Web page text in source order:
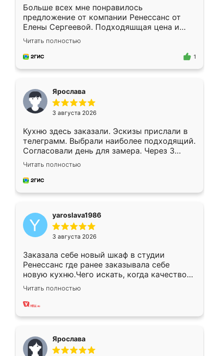
Больше всех мне понравилось
предложение от компании Ренессанс от
Елены Сергеевой. Подходяшщая цена и
короткие сроки изготовления. Приехавший
для замера сотрудник Владислав
предложил по моему эскизу самый
Читать полностью
1
Ярослава
3 августа 2026
Кухню здесь заказали. Эскизы прислали в
телеграмм. Выбрали наиболее подходящий.
Согласовали день для замера. Через 3
недели кухня была уже готова. Остались
довольны работой. Спасибо Ренессанс
мебель за качественную работу!
Читать полностью
yaroslava1986
3 августа 2026
Заказала себе новый шкаф в студии
Ренессанс где ранее заказывала себе
новую кухню.Чего искать, когда качеством
вполне довольна. Служит кухня уже почти
два года, нареканий нет.
Читать полностью
Ярослава